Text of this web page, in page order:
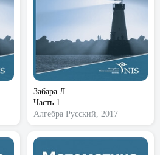
Забара Л.
Часть 1
Алгебра Русский, 2017